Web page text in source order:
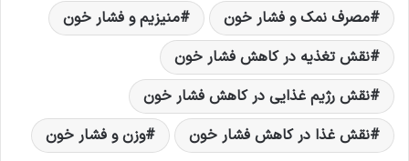
مصرف نمک و فشار خون
منیزیم و فشار خون
نقش تغذیه در کاهش فشار خون
نقش رژیم غذایی در کاهش فشار خون
نقش غذا در کاهش فشار خون
وزن و فشار خون